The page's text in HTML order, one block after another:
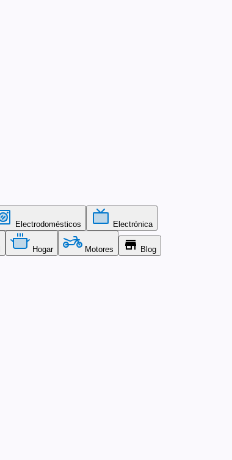
Electrodomésticos Electrónica
Hogar Motores store Blog